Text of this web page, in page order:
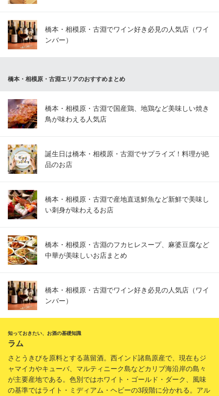
橋本・相模原・古淵でワイン好き必見の人気店（ワイ
ンバー）
橋本・相模原・古淵エリアのおすすめまとめ
橋本・相模原・古淵で国産鶏、地鶏など美味しい焼き
鳥が味わえる人気店
誕生日は橋本・相模原・古淵でサプライズ！料理が絶
品のお店
橋本・相模原・古淵で産地直送鮮魚など新鮮で美味し
い刺身が味わえるお店
橋本・相模原・古淵のフカヒレスープ、麻婆豆腐など
中華が美味しいお店まとめ
橋本・相模原・古淵でワイン好き必見の人気店（ワイ
ンバー）
知っておきたい、お酒の基礎知識
ラム
さとうきびを原料とする蒸留酒。西インド諸島原産で、現在もジ
ャマイカやキューバ、マルティニーク島などカリブ海沿岸の島々
が主要産地である。色別ではホワイト・ゴールド・ダーク、風味
の基準ではライト・ミディアム・ヘビーの3段階に分かれる。アル